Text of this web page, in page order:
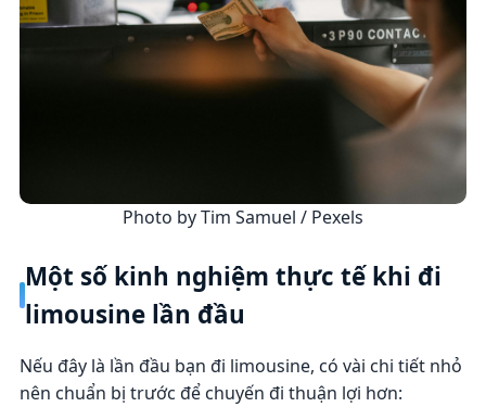
Photo by Tim Samuel / Pexels
Một số kinh nghiệm thực tế khi đi
limousine lần đầu
Nếu đây là lần đầu bạn đi limousine, có vài chi tiết nhỏ
nên chuẩn bị trước để chuyến đi thuận lợi hơn: